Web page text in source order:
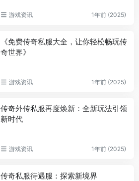
游戏资讯 1年前 (2025)
《免费传奇私服大全，让你轻松畅玩传
奇世界》
游戏资讯 1年前 (2025)
传奇外传私服再度焕新：全新玩法引领
新时代
游戏资讯 1年前 (2025)
传奇私服待遇服：探索新境界